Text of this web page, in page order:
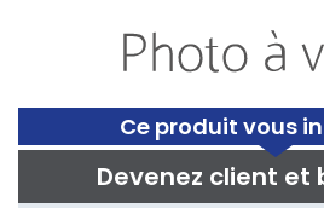
Ce produit vous
Devenez client et